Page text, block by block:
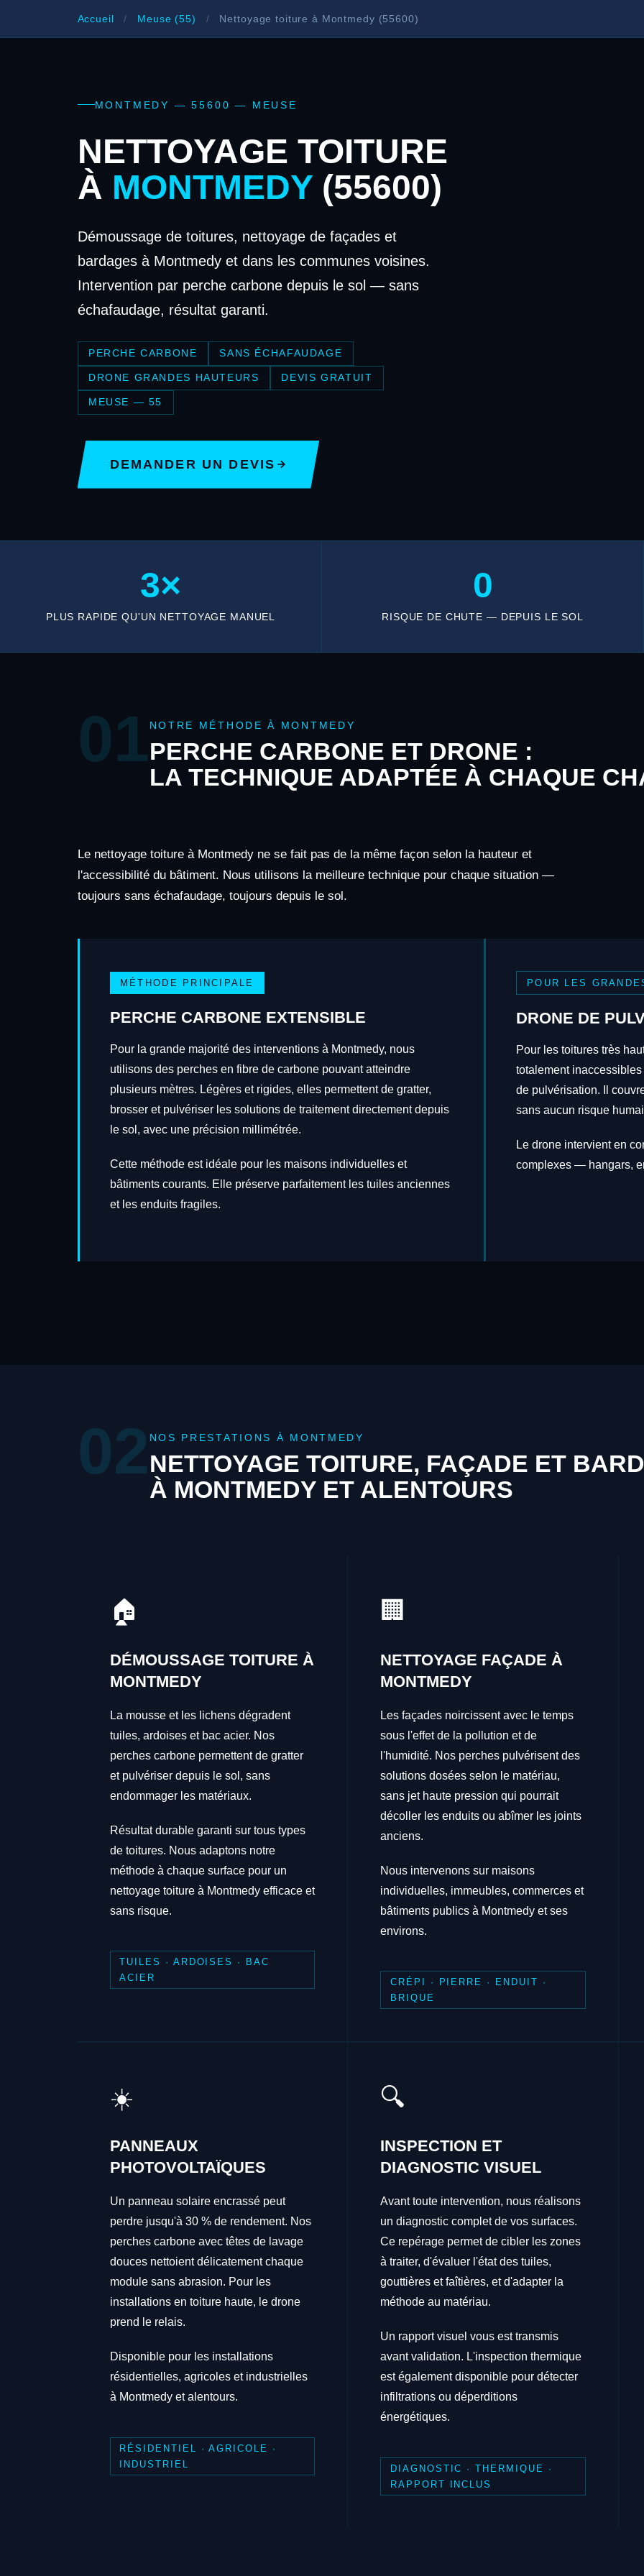
Accueil / Meuse (55) / Nettoyage toiture à Montmedy (55600)
MONTMEDY — 55600 — MEUSE
NETTOYAGE TOITURE
À MONTMEDY(55600)
Démoussage de toitures, nettoyage de façades et
bardages à Montmedy et dans les communes voisines.
Intervention par perche carbone depuis le sol — sans
échafaudage, résultat garanti.
PERCHE CARBONE SANS ÉCHAFAUDAGE
DRONE GRANDES HAUTEURS DEVIS GRATUIT
MEUSE — 55
DEMANDER UN DEVIS
3×
PLUS RAPIDE QU'UN NETTOYAGE MANUEL
0
RISQUE DE CHUTE — DEPUIS LE SOL
01 NOTRE MÉTHODE À MONTMEDY
PERCHE CARBONE ET DRONE :
LA TECHNIQUE ADAPTÉE À CHAQUE
Le nettoyage toiture à Montmedy ne se fait pas de la même façon selon la hauteur et
l'accessibilité du bâtiment. Nous utilisons la meilleure technique pour chaque situation —
toujours sans échafaudage, toujours depuis le sol.
MÉTHODE PRINCIPALE
PERCHE CARBONE EXTENSIBLE
Pour la grande majorité des interventions à Montmedy, nous
utilisons des perches en fibre de carbone pouvant atteindre
plusieurs mètres. Légères et rigides, elles permettent de gratter,
brosser et pulvériser les solutions de traitement directement depuis
le sol, avec une précision millimétrée.
Cette méthode est idéale pour les maisons individuelles et
bâtiments courants. Elle préserve parfaitement les tuiles anciennes
et les enduits fragiles.
POUR LES
DRONE DE
Pour les toitures très
totalement
de pulvérisation. Il
sans aucun risque
Le drone intervient en
complexes — hangars,
02 NOS PRESTATIONS À MONTMEDY
NETTOYAGE TOITURE, FAÇADE ET
À MONTMEDY ET ALENTOURS
🏠
DÉMOUSSAGE TOITURE À
MONTMEDY
La mousse et les lichens dégradent
tuiles, ardoises et bac acier. Nos
perches carbone permettent de gratter
et pulvériser depuis le sol, sans
endommager les matériaux.
Résultat durable garanti sur tous types
de toitures. Nous adaptons notre
méthode à chaque surface pour un
nettoyage toiture à Montmedy efficace et
sans risque.
TUILES · ARDOISES · BAC
ACIER
🏢
NETTOYAGE FAÇADE À
MONTMEDY
Les façades noircissent avec le temps
sous l'effet de la pollution et de
l'humidité. Nos perches pulvérisent des
solutions dosées selon le matériau,
sans jet haute pression qui pourrait
décoller les enduits ou abîmer les joints
anciens.
Nous intervenons sur maisons
individuelles, immeubles, commerces et
bâtiments publics à Montmedy et ses
environs.
CRÉPI · PIERRE · ENDUIT ·
BRIQUE
☀️
PANNEAUX
PHOTOVOLTAÏQUES
Un panneau solaire encrassé peut
perdre jusqu'à 30 % de rendement. Nos
perches carbone avec têtes de lavage
douces nettoient délicatement chaque
module sans abrasion. Pour les
installations en toiture haute, le drone
prend le relais.
Disponible pour les installations
résidentielles, agricoles et industrielles
à Montmedy et alentours.
RÉSIDENTIEL · AGRICOLE ·
INDUSTRIEL
🔍
INSPECTION ET
DIAGNOSTIC VISUEL
Avant toute intervention, nous réalisons
un diagnostic complet de vos surfaces.
Ce repérage permet de cibler les zones
à traiter, d'évaluer l'état des tuiles,
gouttières et faîtières, et d'adapter la
méthode au matériau.
Un rapport visuel vous est transmis
avant validation. L'inspection thermique
est également disponible pour détecter
infiltrations ou déperditions
énergétiques.
DIAGNOSTIC · THERMIQUE ·
RAPPORT INCLUS